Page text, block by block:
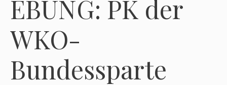
EBUNG: PK der
WKO-
Bundessparte